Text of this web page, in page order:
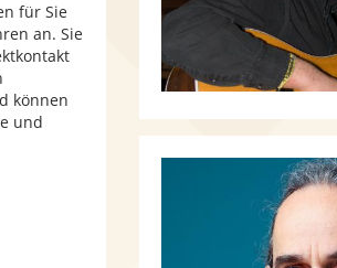
für Sie
an. Sie
können
und